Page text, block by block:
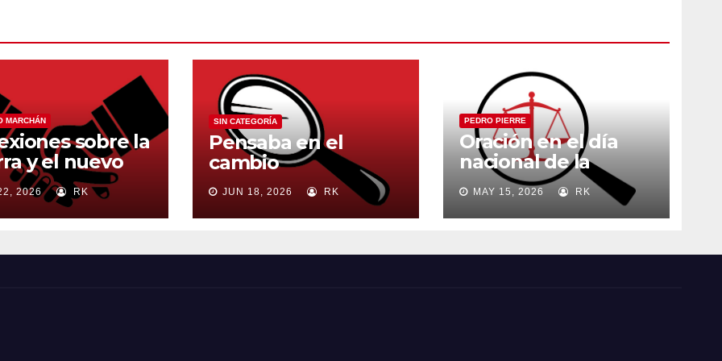
MARCHÁN
sobre la
y el nuevo
mundial
2026 RK
SIN CATEGORÍA
Pensaba en el
cambio
JUN 18, 2026 RK
PEDRO PIERRE
Oración en el día
nacional de la
madre
MAY 15, 2026 RK